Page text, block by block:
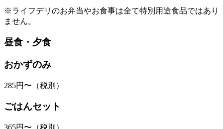
※ライフデリのお弁当やお食事は全て特別用途食品ではあり
ません。
昼食・夕食
おかずのみ
285円〜 （税別）
ごはんセット